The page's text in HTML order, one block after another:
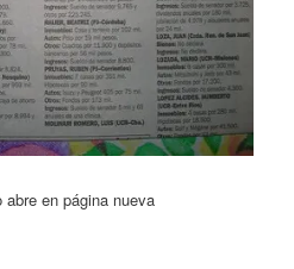
en página nueva